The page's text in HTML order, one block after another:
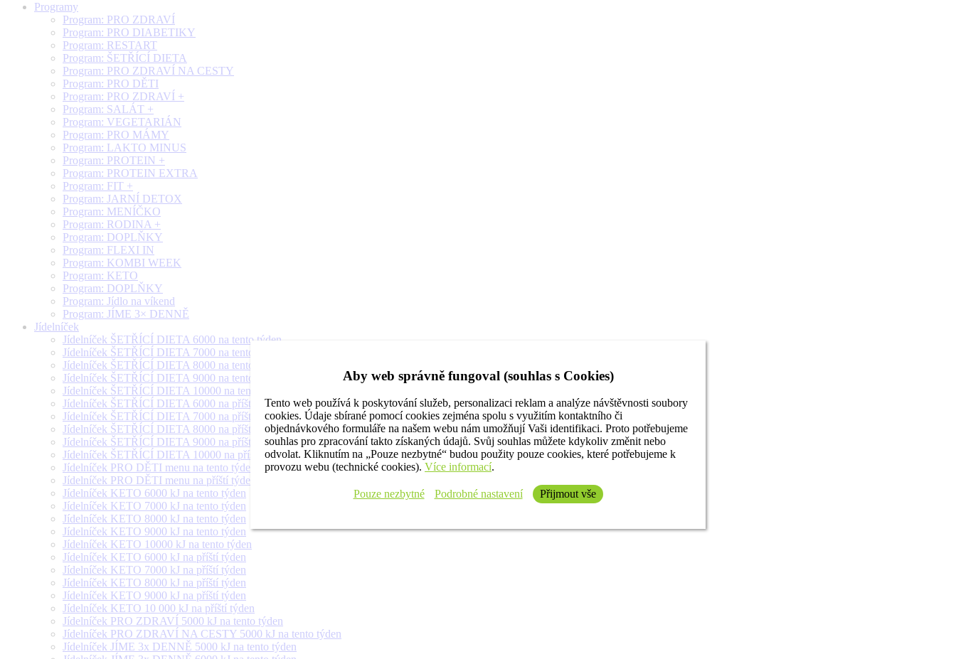
Aby web správně fungoval (souhlas s Cookies)
Tento web používá k poskytování služeb, personalizaci reklam a analýze návštěvnosti soubory
cookies. Údaje sbírané pomocí cookies zejména spolu s využitím kontaktního či
objednávkového formuláře na našem webu nám umožňují Vaši identifikaci. Proto potřebujeme
souhlas pro zpracování takto získaných údajů. Svůj souhlas můžete kdykoliv změnit nebo
odvolat. Kliknutím na „Pouze nezbytné“ budou použity pouze cookies, které potřebujeme k
provozu webu (technické cookies). Více informací.
Pouze nezbytné Podrobné nastavení Přijmout vše
Programy
Program: PRO ZDRAVÍ
Program: PRO DIABETIKY
Program: RESTART
Program: ŠETŘÍCÍ DIETA
Program: PRO ZDRAVÍ NA CESTY
Program: PRO DĚTI
Program: PRO ZDRAVÍ +
Program: SALÁT +
Program: VEGETARIÁN
Program: PRO MÁMY
Program: LAKTO MINUS
Program: PROTEIN +
Program: PROTEIN EXTRA
Program: FIT +
Program: JARNÍ DETOX
Program: MENÍČKO
Program: RODINA +
Program: DOPLŇKY
Program: FLEXI IN
Program: KOMBI WEEK
Program: KETO
Program: DOPLŇKY
Program: Jídlo na víkend
Program: JÍME 3× DENNĚ
Jídelníček
Jídelníček ŠETŘÍCÍ DIETA 6000 na tento týden
Jídelníček ŠETŘÍCÍ DIETA 7000 na tento týden
Jídelníček ŠETŘÍCÍ DIETA 8000 na tento týden
Jídelníček ŠETŘÍCÍ DIETA 9000 na tento týden
Jídelníček ŠETŘÍCÍ DIETA 10000 na tento týden
Jídelníček ŠETŘÍCÍ DIETA 6000 na příští týden
Jídelníček ŠETŘÍCÍ DIETA 7000 na příští týden
Jídelníček ŠETŘÍCÍ DIETA 8000 na příští týden
Jídelníček ŠETŘÍCÍ DIETA 9000 na příští týden
Jídelníček ŠETŘÍCÍ DIETA 10000 na příští týden
Jídelníček PRO DĚTI menu na tento týden
Jídelníček PRO DĚTI menu na příští týden
Jídelníček KETO 6000 kJ na tento týden
Jídelníček KETO 7000 kJ na tento týden
Jídelníček KETO 8000 kJ na tento týden
Jídelníček KETO 9000 kJ na tento týden
Jídelníček KETO 10000 kJ na tento týden
Jídelníček KETO 6000 kJ na příští týden
Jídelníček KETO 7000 kJ na příští týden
Jídelníček KETO 8000 kJ na příští týden
Jídelníček KETO 9000 kJ na příští týden
Jídelníček KETO 10 000 kJ na příští týden
Jídelníček PRO ZDRAVÍ 5000 kJ na tento týden
Jídelníček PRO ZDRAVÍ NA CESTY 5000 kJ na tento týden
Jídelníček JÍME 3x DENNĚ 5000 kJ na tento týden